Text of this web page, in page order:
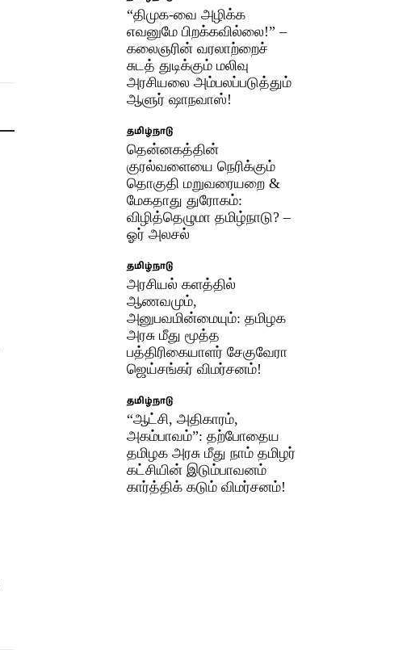
“திமுக-வை அழிக்க
எவனுமே பிறக்கவில்லை!” –
கலைஞரின் வரலாற்றைச்
சுடத் துடிக்கும் மலிவு
அரசியலை அம்பலப்படுத்தும்
ஆளுர் ஷாநவாஸ்!
தமிழ்நாடு
தென்னகத்தின்
குரல்வளையை நெரிக்கும்
தொகுதி மறுவரையறை &
மேகதாது துரோகம்:
விழித்தெழுமா தமிழ்நாடு? –
ஓர் அலசல்
தமிழ்நாடு
அரசியல் களத்தில்
ஆணவமும்,
அனுபவமின்மையும்: தமிழக
அரசு மீது மூத்த
பத்திரிகையாளர் சேகுவேரா
ஜெய்சங்கர் விமர்சனம்!
தமிழ்நாடு
“ஆட்சி, அதிகாரம்,
அகம்பாவம்”: தற்போதைய
தமிழக அரசு மீது நாம் தமிழர்
கட்சியின் இடும்பாவனம்
கார்த்திக் கடும் விமர்சனம்!